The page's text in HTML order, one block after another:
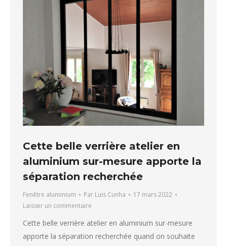
Cette belle verrière atelier en
aluminium sur-mesure apporte la
séparation recherchée
Fenêtre aluminium Par Luis Cunha
17 mars 2022
Laisser un commentaire
Cette belle verrière atelier en aluminium sur-mesure
apporte la séparation recherchée quand on souhaite